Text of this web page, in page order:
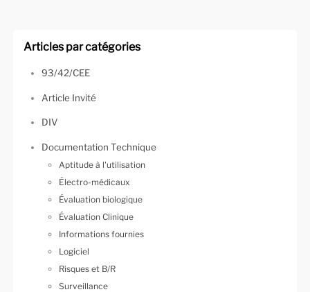
Articles par catégories
93/42/CEE
Article Invité
DIV
Documentation Technique
Aptitude à l'utilisation
Électro-médicaux
Évaluation biologique
Évaluation Clinique
Informations fournies
Logiciel
Risques et B/R
Surveillance